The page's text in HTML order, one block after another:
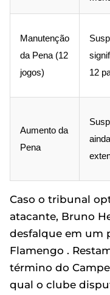
Manutenção
da Pena (12
jogos)
12
Aumento da
Pena
Caso o tribunal
atacante, Bruno
desfalque em um
Flamengo .
término do
qual o clube